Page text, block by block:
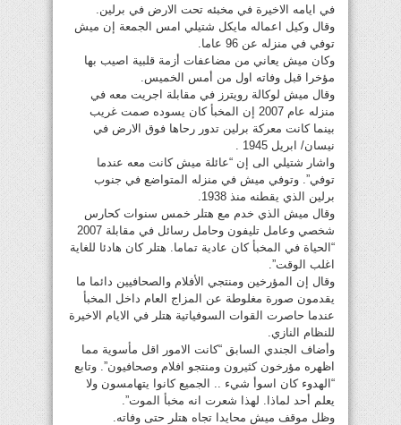
في ايامه الاخيرة في مخبئه تحت الارض في برلين.
وقال وكيل اعماله مايكل شتيلي امس الجمعة إن ميش
توفي في منزله عن 96 عاما.
وكان ميش يعاني من مضاعفات أزمة قلبية اصيب بها
مؤخرا قبل وفاته اول من أمس الخميس.
وقال ميش لوكالة رويترز في مقابلة اجريت معه في
منزله عام 2007 إن المخبأ كان يسوده صمت غريب
بينما كانت معركة برلين تدور رحاها فوق الارض في
نيسان/ ابريل 1945 .
واشار شتيلي الى إن “عائلة ميش كانت معه عندما
توفي”. وتوفي ميش في منزله المتواضع في جنوب
برلين الذي يقطنه منذ 1938.
وقال ميش الذي خدم مع هتلر خمس سنوات كحارس
شخصي وعامل تليفون وحامل رسائل في مقابلة 2007
“الحياة في المخبأ كان عادية تماما. هتلر كان هادئا للغاية
اغلب الوقت”.
وقال إن المؤرخين ومنتجي الأفلام والصحافيين دائما ما
يقدمون صورة مغلوطة عن المزاج العام داخل المخبأ
عندما حاصرت القوات السوفياتية هتلر في الايام الاخيرة
للنظام النازي.
وأضاف الجندي السابق “كانت الامور اقل مأسوية مما
اظهره مؤرخون كثيرون ومنتجو افلام وصحافيون”. وتابع
“الهدوء كان اسوأ شيء .. الجميع كانوا يتهامسون ولا
يعلم أحد لماذا. لهذا شعرت انه مخبأ الموت”.
وظل موقف ميش محايدا تجاه هتلر حتى وفاته.